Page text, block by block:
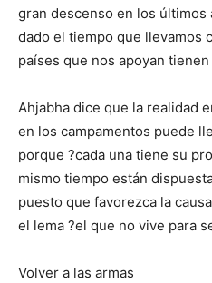
gran descenso en los últimos
dado el tiempo que llevamos
países que nos apoyan
Ahjabha dice que la realidad
en los campamentos puede
porque ?cada una tiene su
mismo tiempo están
puesto que favorezca la
el lema ?el que no vive para
Volver a las armas